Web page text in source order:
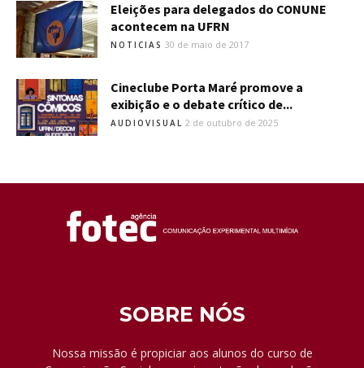
Eleições para delegados do CONUNE
acontecem na UFRN
NOTICIAS 30 de maio de 2017
Cineclube Porta Maré promove a
exibição e o debate crítico de...
AUDIOVISUAL 2 de outubro de 2025
SOBRE NÓS
Nossa missão é propiciar aos alunos do curso de